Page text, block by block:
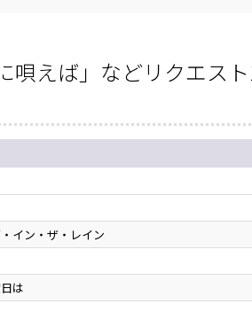
唄えば」などリクエス
イン・ザ・レイン
は